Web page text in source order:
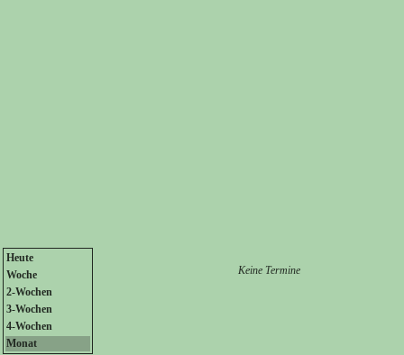
Heute
Woche
2-Wochen
3-Wochen
4-Wochen
Monat
Keine Termine